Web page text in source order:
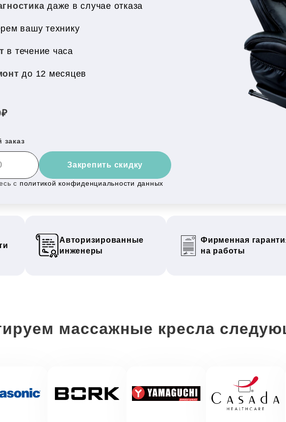
даже в случае отказа
вашу технику
в течение часа
до 12 месяцев
заказ
Закрепить скидку
с политикой конфиденциальности данных
Авторизированные
инженеры
Фирменная
на работы
массажные кресла